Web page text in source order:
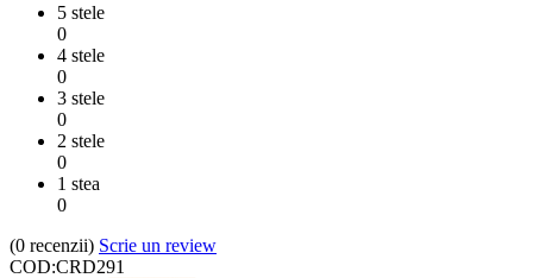
5 stele
0
4 stele
0
3 stele
0
2 stele
0
1 stea
0
(0 recenzii) Scrie un review
COD:CRD291